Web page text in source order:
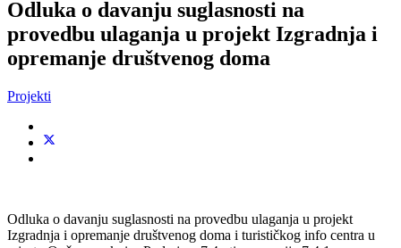
Odluka o davanju suglasnosti na
provedbu ulaganja u projekt Izgradnja i
opremanje društvenog doma
Projekti
Odluka o davanju suglasnosti na provedbu ulaganja u projekt
Izgradnja i opremanje društvenog doma i turističkog info centra u